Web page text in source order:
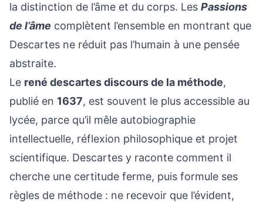
la distinction de l’âme et du corps. Les Passions
de l’âme complètent l’ensemble en montrant que
Descartes ne réduit pas l’humain à une pensée
abstraite.
Le rené descartes discours de la méthode,
publié en 1637, est souvent le plus accessible au
lycée, parce qu’il mêle autobiographie
intellectuelle, réflexion philosophique et projet
scientifique. Descartes y raconte comment il
cherche une certitude ferme, puis formule ses
règles de méthode : ne recevoir que l’évident,